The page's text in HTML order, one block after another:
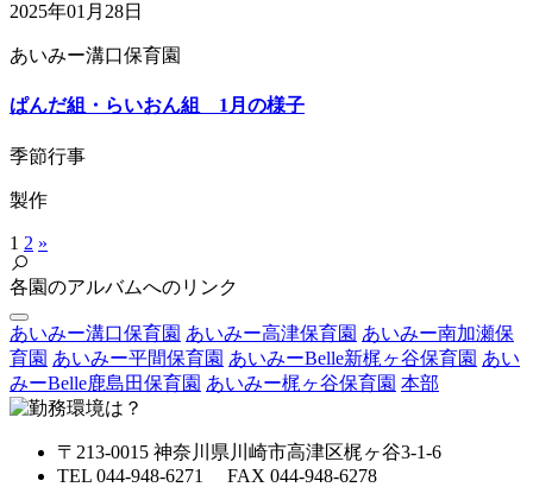
2025年01月28日
あいみー溝口保育園
ぱんだ組・らいおん組 1月の様子
季節行事
製作
1 2 »
各園のアルバムへのリンク
あいみー溝口保育園 あいみー高津保育園 あいみー南加瀬保
育園 あいみー平間保育園 あいみーBelle新梶ヶ谷保育園 あい
みーBelle鹿島田保育園 あいみー梶ヶ谷保育園 本部
〒213-0015 神奈川県川崎市高津区梶ヶ谷3-1-6
TEL 044-948-6271 FAX 044-948-6278